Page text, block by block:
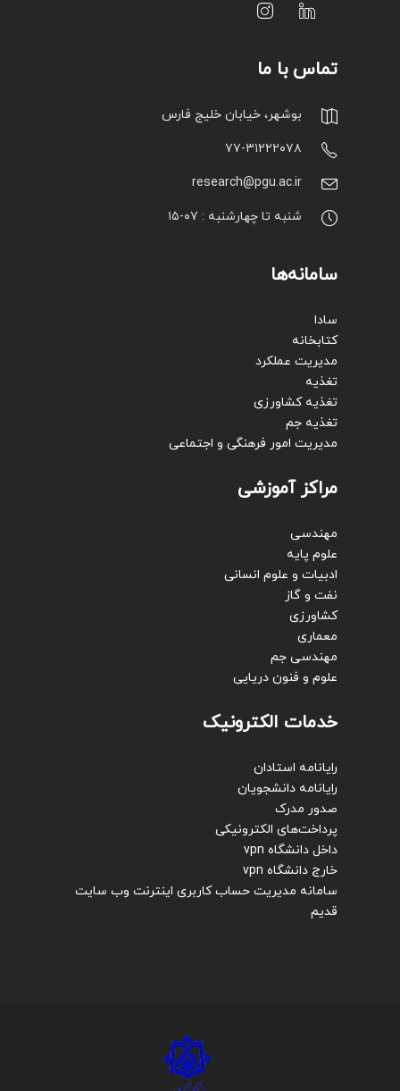
تماس با ما
بوشهر، خیابان خلیج فارس
۷۷-۳۱۲۲۲۰۷۸
research@pgu.ac.ir
شنبه تا چهارشنبه : ۰۷-۱۵
سامانه‌ها
سادا
کتابخانه
مدیریت عملکرد
تغذیه
تغذیه کشاورزی
تغذیه جم
مدیریت امور فرهنگی و اجتماعی
مراکز آموزشی
مهندسی
علوم پایه
ادبیات و علوم انسانی
نفت و گاز
کشاورزی
معماری
مهندسی جم
علوم و فنون دریایی
خدمات الکترونیک
رایانامه استادان
رایانامه دانشجویان
صدور مدرک
پرداخت‌های الکترونیکی
داخل دانشگاه vpn
خارج دانشگاه vpn
سامانه مدیریت حساب کاربری اینترنت وب سایت
قدیم